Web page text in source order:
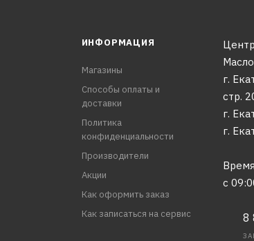
ИНФОРМАЦИЯ
Магазины
Способы оплаты и
доставки
Политика
конфиденциальности
Производители
Акции
Как оформить заказ
Как записаться на сервис
г.
стр.
г.
г.
с
8